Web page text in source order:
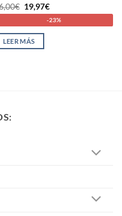
€ El
precio
original
era:
26,00€.
19,97€El
precio
actual
es:
-23%
LEER MÁS